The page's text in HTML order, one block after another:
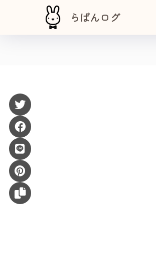
らぱんログ